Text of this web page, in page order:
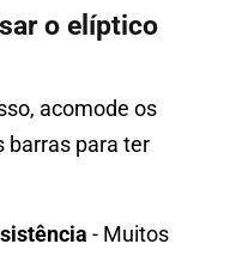
o elíptico
acomode os
barras para ter
- Muitos